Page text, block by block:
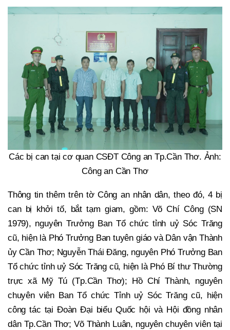
Các bị can tại cơ quan CSĐT Công an Tp.Cần Thơ. Ảnh:
Công an Cần Thơ
Thông tin thêm trên tờ Công an nhân dân, theo đó, 4 bị
can bị khởi tố, bắt tạm giam, gồm: Võ Chí Công (SN
1979), nguyên Trưởng Ban Tổ chức tỉnh uỷ Sóc Trăng
cũ, hiện là Phó Trưởng Ban tuyên giáo và Dân vận Thành
ủy Cần Thơ; Nguyễn Thái Đăng, nguyên Phó Trưởng Ban
Tổ chức tỉnh uỷ Sóc Trăng cũ, hiện là Phó Bí thư Thường
trực xã Mỹ Tú (Tp.Cần Thơ); Hồ Chí Thành, nguyên
chuyên viên Ban Tổ chức Tỉnh uỷ Sóc Trăng cũ, hiện
công tác tại Đoàn Đại biểu Quốc hội và Hội đồng nhân
dân Tp.Cần Thơ; Võ Thành Luân, nguyên chuyên viên tại